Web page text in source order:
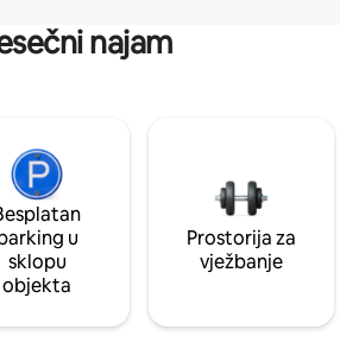
najam
u
sklopu
objekta
Prostorija za
vježbanje